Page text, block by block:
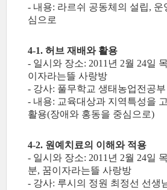
- 내용: 라르쉬 공동체의 설립, 운
심으로
4-1. 허브 재배와 활용
- 일시와 장소: 2011년 2월 24일
이자라는뜰 사랑방
- 강사: 풀무학교 생태농업전공
- 내용: 교육대상과 지역특성을
활용(장애와 홍동을 중심으로)
4-2. 원예치료의 이해와 적용
- 일시와 장소: 2011년 2월 24일
분, 꿈이자라는뜰 사랑방
- 강사: 루시의 정원 최정선 선생